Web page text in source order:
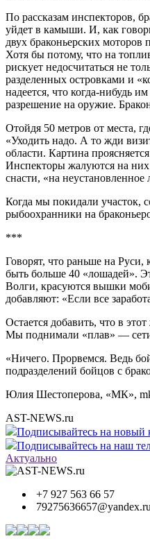
По рассказам инспекторов,
уйдет в камыши. И, как
двух браконьерских
Хотя бы потому, что на
рискует недосчитаться не
разделенных островками и
надеется, что когда-нибудь
разрешение на оружие.
Отойдя 50 метров от места,
«Уходить надо. А то жди
области. Картина
Инспекторы жалуются на них
снасти, «на неустановленное
Когда мы покидали участок,
рыбоохранники на
***
Говорят, что раньше на Руси,
быть больше 40 «лошадей».
Волги, красуются вышки
добавляют: «Если все
Остается добавить, что в
Мы поднимали «плав» — сети
«Ничего. Прорвемся. Ведь
подразделений бойцов с
Юлия Шестоперова, «МК»,
AST-NEWS.ru
Подписывайтесь на новый
Подписывайтесь на наш
Актуально
+7 927 563 66 57
79275636657@yandex.ru